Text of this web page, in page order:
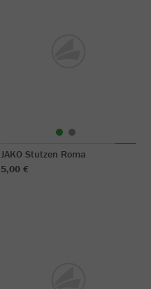
JAKO Stutzen Roma
5,00 €